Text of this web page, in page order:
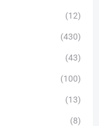
(12)
(430)
(43)
(100)
(13)
(8)